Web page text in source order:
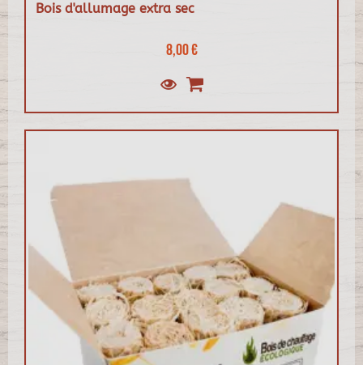
Bois d'allumage extra sec
8,00 €